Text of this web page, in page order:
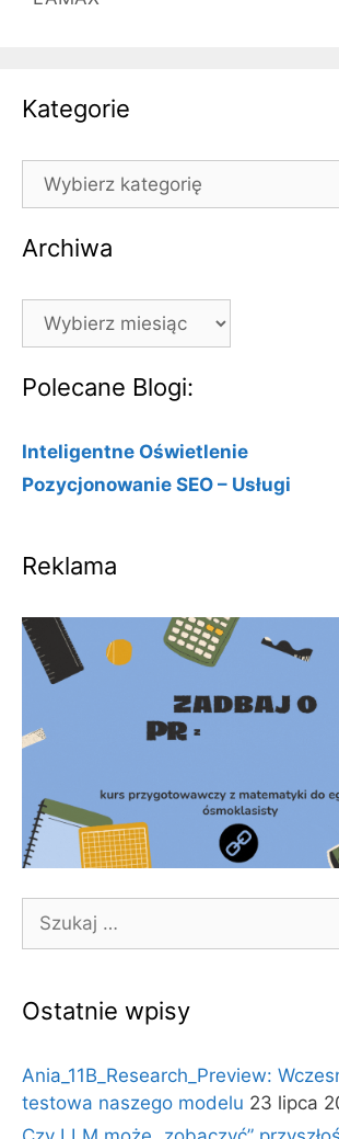
Kategorie
Kategorie
Archiwa
Archiwa
Polecane Blogi:
Inteligentne Oświetlenie
Pozycjonowanie SEO – Usługi
Reklama
Szukaj:
Ostatnie wpisy
Ania_11B_Research_Preview:
testowa naszego modelu 23 lipca